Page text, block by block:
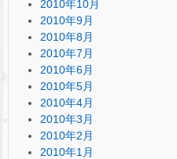
2010年10月
2010年9月
2010年8月
2010年7月
2010年6月
2010年5月
2010年4月
2010年3月
2010年2月
2010年1月